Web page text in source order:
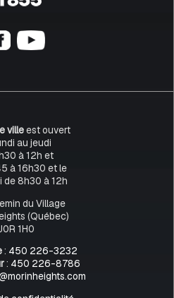
villeest ouvert
au jeudi
à 12h et
à 16h30 et le
de 8h30 à 12h
du Village
(Québec)
1H0
: 450 226-3232
: 450 226-8786